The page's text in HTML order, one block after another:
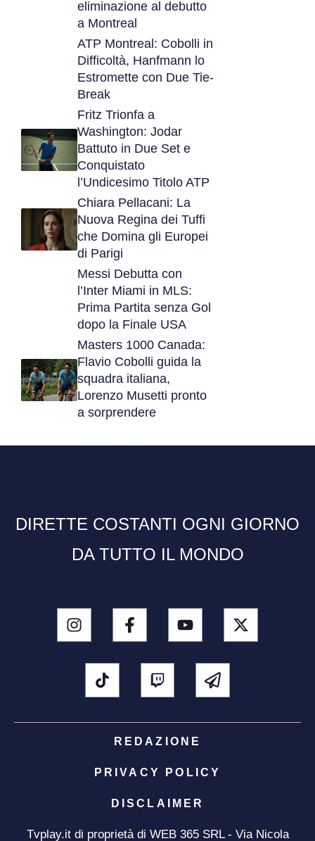
eliminazione al debutto
a Montreal
ATP Montreal: Cobolli in
Difficoltà, Hanfmann lo
Estromette con Due Tie-
Break
Fritz Trionfa a
Washington: Jodar
Battuto in Due Set e
Conquistato
l’Undicesimo Titolo ATP
Chiara Pellacani: La
Nuova Regina dei Tuffi
che Domina gli Europei
di Parigi
Messi Debutta con
l’Inter Miami in MLS:
Prima Partita senza Gol
dopo la Finale USA
Masters 1000 Canada:
Flavio Cobolli guida la
squadra italiana,
Lorenzo Musetti pronto
a sorprendere
DIRETTE COSTANTI OGNI GIORNO
DA TUTTO IL MONDO
REDAZIONE
PRIVACY POLICY
DISCLAIMER
Tvplay.it di proprietà di WEB 365 SRL - Via Nicola